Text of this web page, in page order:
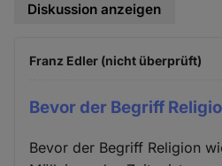
Diskussion anzeigen
Franz Edler (nicht überprüft)
Bevor der Begriff
Bevor der Begriff Religion